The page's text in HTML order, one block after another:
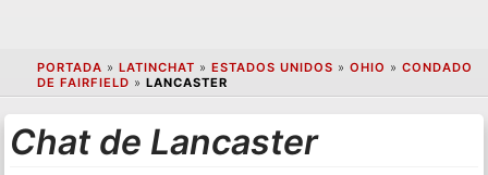
PORTADA » LATINCHAT » ESTADOS UNIDOS » OHIO » CONDADO
DE FAIRFIELD » LANCASTER
Chat de Lancaster